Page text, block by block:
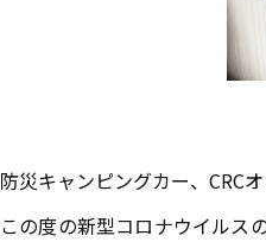
防災キャンピングカー、CRC
この度の新型コロナウイルス